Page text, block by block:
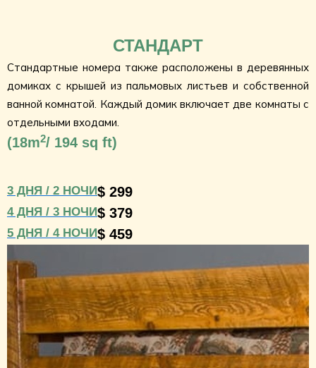
СТАНДАРТ
Стандартные номера также расположены в деревянных
домиках с крышей из пальмовых листьев и собственной
ванной комнатой. Каждый домик включает две комнаты с
отдельными входами.
(18m2/ 194 sq ft)
3 ДНЯ / 2 НОЧИ$ 299
4 ДНЯ / 3 НОЧИ$ 379
5 ДНЯ / 4 НОЧИ$ 459